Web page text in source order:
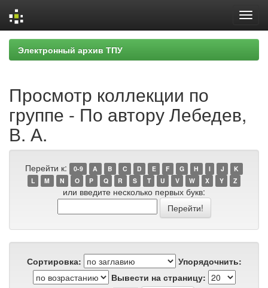
Skip
navigation
Электронный архив ТПУ
Просмотр коллекции по
группе - По автору Лебедев,
В. А.
Перейти к: 0-9 A B C D E F G H I J
K
L
M N O P Q R S T U V W X Y Z
или введите несколько первых букв:
Сортировка:
Упорядочнить:
Вывести на страницу: